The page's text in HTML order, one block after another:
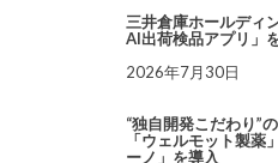
三井倉庫ホールディ
AI出荷検品アプリ」
2026年7月30日
“独自開発こだわり”
「ウェルモット製薬
ーノ」を導入